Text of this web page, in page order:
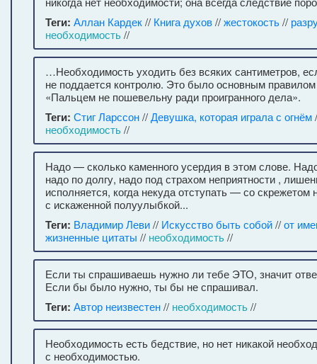
Теги: Аллан Кардек// Книга духов//жестокость//
необходимость//
…Необходимость уходить без всяких сантиметров,
не поддается контролю. Это было основным
«Пальцем не пошевельну ради проигранного дела».
Теги: Стиг Ларссон//Девушка, которая играла с огнём
необходимость//
Надо — сколько каменного усердия в этом слове.
надо по долгу, надо под страхом неприятности ,
исполняется, когда некуда отступать — со скрежетом
с искаженной полуулыбкой...
Теги: Владимир Леви// Искусство быть собой//от
жизненные цитаты // необходимость//
Если ты спрашиваешь нужно ли тебе ЭТО, значит
Если бы было нужно, ты бы не спрашивал.
Теги: Автор неизвестен// необходимость//
Необходимость есть бедствие, но нет никакой
с необходимостью.